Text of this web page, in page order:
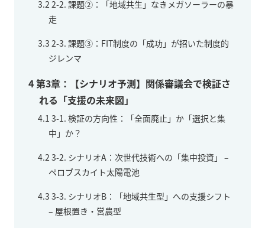
3.2 2-2. 課題②：「地域共生」なきメガソーラーの暴
走
3.3 2-3. 課題③：FIT制度の「成功」が招いた制度的
ジレンマ
4第3章：【シナリオ予測】関係審議会で検証さ
れる「支援の未来図」
4.1 3-1. 検証の方向性：「全面廃止」か「選択と集
中」か？
4.2 3-2. シナリオA：次世代技術への「集中投資」 –
ペロブスカイト太陽電池
4.3 3-3. シナリオB：「地域共生型」への支援シフト
– 屋根置き・営農型